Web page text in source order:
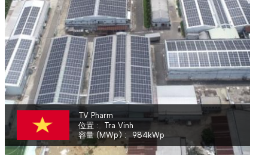
TV Pharm
位置
Tra Vinh
容量 (MWp)
984kWp